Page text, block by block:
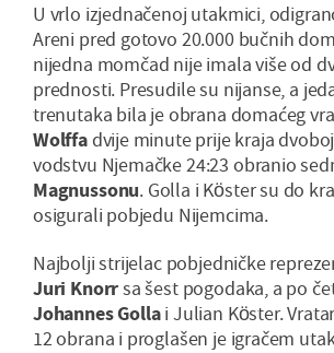
U vrlo izjednačenoj utakmici,
Areni pred gotovo 20.000 bučnih
nijedna momčad nije imala više od
prednosti. Presudile su nijanse, a
trenutaka bila je obrana domaćeg
Wolffadvije minute prije kraja
vodstvu Njemačke 24:23 obranio
Magnussonu. Golla i Köster su do
osigurali pobjedu Nijemcima.
Najbolji strijelac pobjedničke
Juri Knorrsa šest pogodaka, a po
Johannes Gollai Julian Köster.
12 obrana i proglašen je igračem